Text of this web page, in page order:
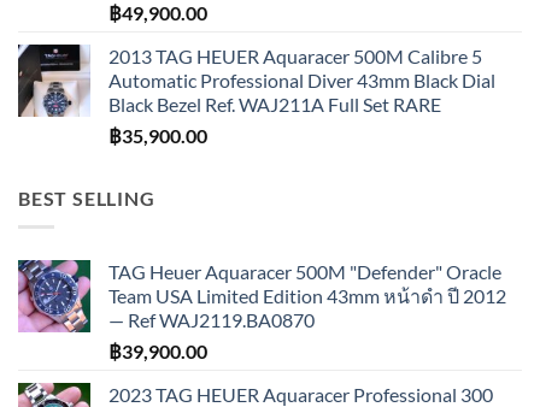
฿49,900.00
2013 TAG HEUER Aquaracer 500M Calibre 5
Automatic Professional Diver 43mm Black Dial
Black Bezel Ref. WAJ211A Full Set RARE
฿35,900.00
BEST SELLING
TAG Heuer Aquaracer 500M "Defender" Oracle
Team USA Limited Edition 43mm หน้าดำ ปี 2012
— Ref WAJ2119.BA0870
฿39,900.00
2023 TAG HEUER Aquaracer Professional 300